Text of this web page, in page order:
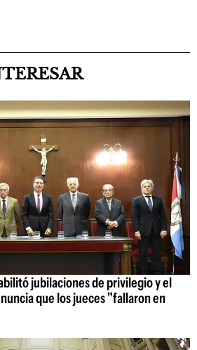
jubilaciones de privilegio y el
que los jueces "fallaron en